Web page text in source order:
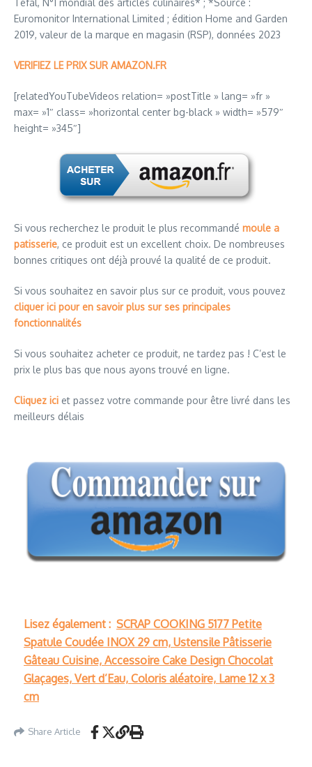
Euromonitor International Limited ; édition Home and Garden
2019, valeur de la marque en magasin (RSP), données 2023
VERIFIEZ LE PRIX SUR AMAZON.FR
[relatedYouTubeVideos relation= »postTitle » lang= »fr »
max= »1″ class= »horizontal center bg-black » width= »579″
height= »345″]
Si vous recherchez le produit le plus recommandé moule a
patisserie, ce produit est un excellent choix. De nombreuses
bonnes critiques ont déjà prouvé la qualité de ce produit.
Si vous souhaitez en savoir plus sur ce produit, vous pouvez
cliquer ici pour en savoir plus sur ses principales
fonctionnalités
Si vous souhaitez acheter ce produit, ne tardez pas ! C’est le
prix le plus bas que nous ayons trouvé en ligne.
Cliquez ici et passez votre commande pour être livré dans les
meilleurs délais
Lisez également : SCRAP COOKING 5177 Petite
Spatule Coudée INOX 29 cm, Ustensile Pâtisserie
Gâteau Cuisine, Accessoire Cake Design Chocolat
Glaçages, Vert d’Eau, Coloris aléatoire, Lame 12 x 3
cm
Share Article